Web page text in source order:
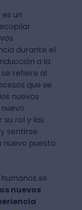
un
durante el
a la
refiere al
que se
nuevos
rol y las
sentirse
nuevo puesto
se
nuevos